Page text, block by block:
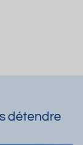
détendre